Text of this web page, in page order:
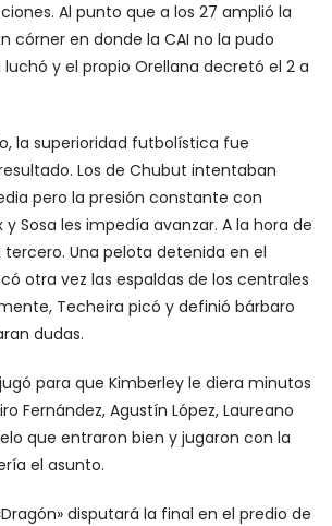
Al punto que a los 27 amplió la
córner en donde la CAI no la pudo
luchó y el propio Orellana decretó el 2 a
la superioridad futbolística fue
Los de Chubut intentaban
pero la presión constante con
y Sosa les impedía avanzar. A la hora de
tercero. Una pelota detenida en el
otra vez las espaldas de los centrales
Techeira picó y definió bárbaro
dudas.
para que Kimberley le diera minutos
Fernández, Agustín López, Laureano
que entraron bien y jugaron con la
el asunto.
disputará la final en el predio de